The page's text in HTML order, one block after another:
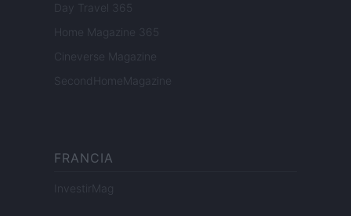
Day Travel 365
Home Magazine 365
Cineverse Magazine
SecondHomeMagazine
FRANCIA
InvestirMag